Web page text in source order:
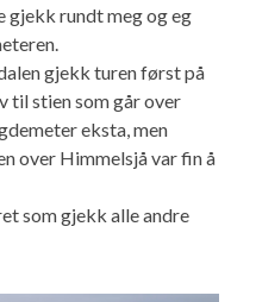
gjekk rundt meg og eg
gjekk turen først på
til stien som går over
eksta, men
over Himmelsjå var fin å
som gjekk alle andre